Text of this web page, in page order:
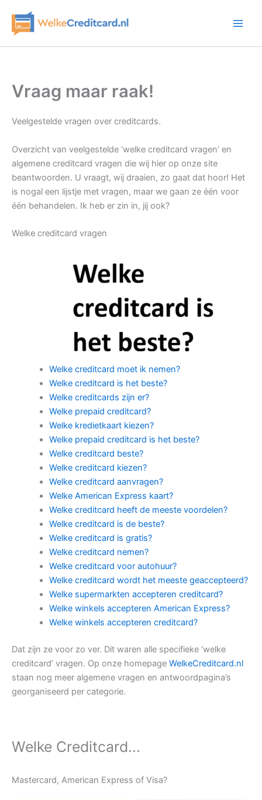
naar
inhoud
Vraag maar raak!
Veelgestelde vragen over creditcards.
Overzicht van veelgestelde ‘welke creditcard vragen’ en
algemene creditcard vragen die wij hier op onze site
beantwoorden. U vraagt, wij draaien, zo gaat dat hoor! Het
is nogal een lijstje met vragen, maar we gaan ze één voor
één behandelen. Ik heb er zin in, jij ook?
Welke creditcard vragen
Welke creditcard moet ik nemen?
Welke creditcard is het beste?
Welke creditcards zijn er?
Welke prepaid creditcard?
Welke kredietkaart kiezen?
Welke prepaid creditcard is het beste?
Welke creditcard beste?
Welke creditcard kiezen?
Welke creditcard aanvragen?
Welke American Express kaart?
Welke creditcard heeft de meeste voordelen?
Welke creditcard is de beste?
Welke creditcard is gratis?
Welke creditcard nemen?
Welke creditcard voor autohuur?
Welke creditcard wordt het meeste geaccepteerd?
Welke supermarkten accepteren creditcard?
Welke winkels accepteren American Express?
Welke winkels accepteren creditcard?
Dat zijn ze voor zo ver. Dit waren alle specifieke ‘welke
creditcard’ vragen. Op onze homepage WelkeCreditcard.nl
staan nog meer algemene vragen en antwoordpagina’s
georganiseerd per categorie.
Welke Creditcard...
Mastercard, American Express of Visa?